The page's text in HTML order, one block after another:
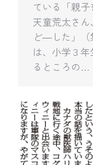
ている「親
天童荒太さ
ど―した」（
は、小学３
るところの…